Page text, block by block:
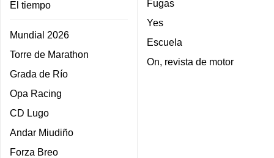
El tiempo
Mundial 2026
Torre de Marathon
Grada de Río
Opa Racing
CD Lugo
Andar Miudiño
Forza Breo
Fugas
Yes
Escuela
On, revista de motor